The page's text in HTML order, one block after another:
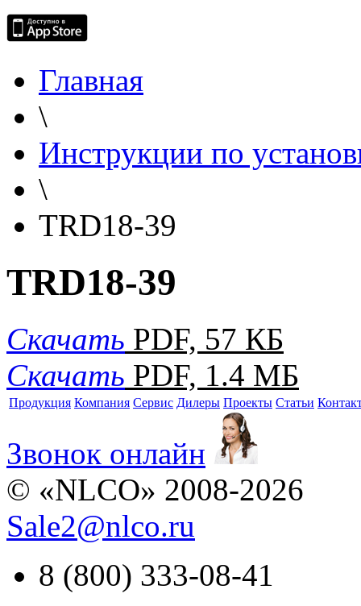
Главная
\
Инструкции по
\
TRD18-39
TRD18-39
Скачать PDF, 57 КБ
Скачать PDF, 1.4 МБ
Продукция Компания Сервис Дилеры Проекты Статьи
Звонок онлайн
© «NLCO» 2008-2026
Sale2@nlco.ru
8 (800) 333-08-41